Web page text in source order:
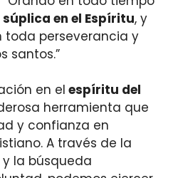
en el Espíritu, y
toda perseverancia y
santos.”
en el espíritu del
herramienta que
y confianza en
A través de la
la búsqueda